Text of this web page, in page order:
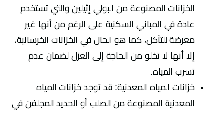
الخزانات المصنوعة من البولي إثيلين والتي تستخدم
عادة في المباني السكنية على الرغم من أنها غير
معرضة للتآكل، كما هو الحال في الخزانات الخرسانية،
إلا أنها لا تخلو من الحاجة إلى العزل لضمان عدم
تسرب المياه.
خزانات المياه المعدنية: قد توجد خزانات المياه
المعدنية المصنوعة من الصلب أو الحديد المجلفن في